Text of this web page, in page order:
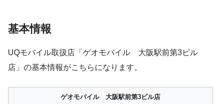
基本情報
UQモバイル取扱店「ゲオモバイル 大阪駅前第3ビル
店」の基本情報がこちらになります。
ゲオモバイル 大阪駅前第3ビル店